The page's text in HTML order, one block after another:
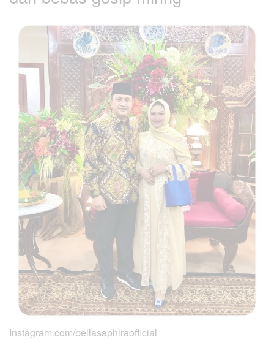
Instagram.com/bellasaphiraofficial